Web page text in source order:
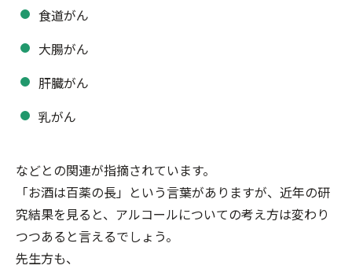
食道がん
大腸がん
肝臓がん
乳がん
などとの関連が指摘されています。
「お酒は百薬の長」という言葉がありますが、近年の研
究結果を見ると、アルコールについての考え方は変わり
つつあると言えるでしょう。
先生方も、